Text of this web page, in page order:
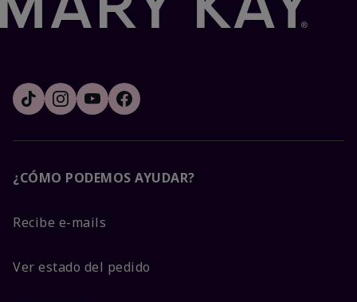
¿CÓMO PODEMOS AYUDAR?
Recibe e-mails
Ver estado del pedido